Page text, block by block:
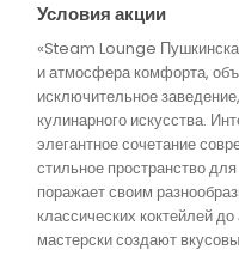
Условия акции
«Steam Lounge
и атмосфера комфорта,
исключительное
кулинарного искусства.
элегантное сочетание
стильное пространство
поражает своим
классических коктейлей
мастерски создают